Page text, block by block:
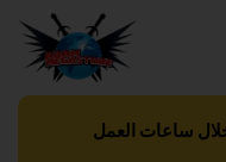
content
ساعات العمل